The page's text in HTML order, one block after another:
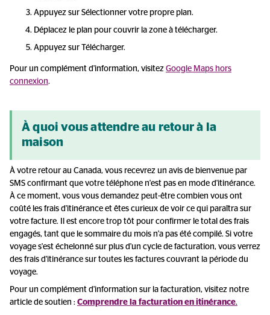
Appuyez sur Sélectionner votre propre plan.
Déplacez le plan pour couvrir la zone à télécharger.
Appuyez sur Télécharger.
Pour un complément d'information, visitez Google Maps hors
connexion.
À quoi vous attendre au retour à la
maison
À votre retour au Canada, vous recevrez un avis de bienvenue par
SMS confirmant que votre téléphone n'est pas en mode d'itinérance.
À ce moment, vous vous demandez peut-être combien vous ont
coûté les frais d'itinérance et êtes curieux de voir ce qui paraîtra sur
votre facture. Il est encore trop tôt pour confirmer le total des frais
engagés, tant que le sommaire du mois n'a pas été compilé. Si votre
voyage s'est échelonné sur plus d'un cycle de facturation, vous verrez
des frais d'itinérance sur toutes les factures couvrant la période du
voyage.
Pour un complément d'information sur la facturation, visitez notre
article de soutien : Comprendre la facturation en itinérance.